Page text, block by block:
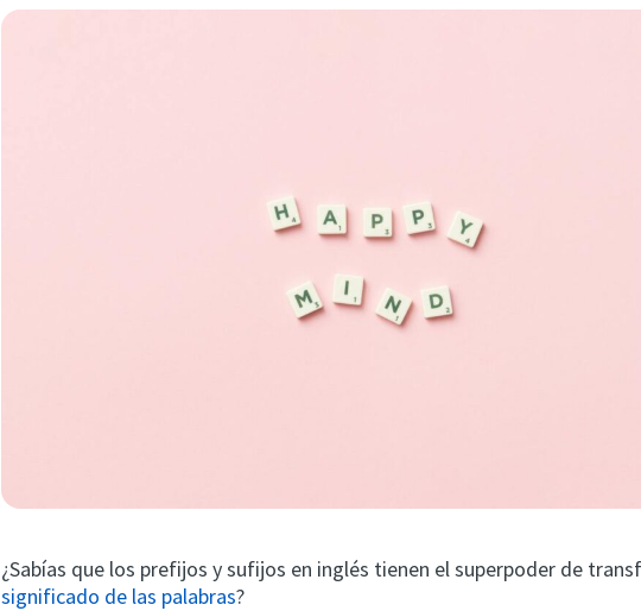
¿Sabías que los prefijos y sufijos en inglés tienen el superpoder de
significado de las palabras?